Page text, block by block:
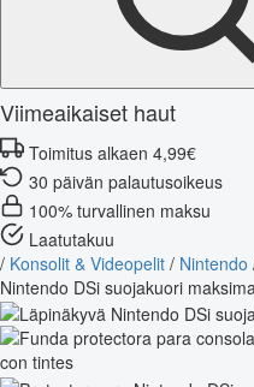
Viimeaikaiset haut
Toimitus alkaen 4,99€
30 päivän palautusoikeus
100% turvallinen maksu
Laatutakuu
/ Konsolit & Videopelit / Nintendo
Nintendo DSi suojakuori